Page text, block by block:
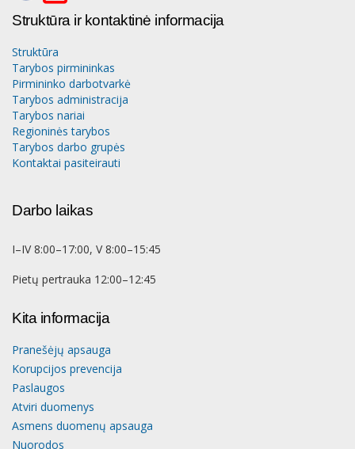
Struktūra ir kontaktinė informacija
Struktūra
Tarybos pirmininkas
Pirmininko darbotvarkė
Tarybos administracija
Tarybos nariai
Regioninės tarybos
Tarybos darbo grupės
Kontaktai pasiteirauti
Darbo laikas
I–IV 8:00–17:00, V 8:00–15:45
Pietų pertrauka 12:00–12:45
Kita informacija
Pranešėjų apsauga
Korupcijos prevencija
Paslaugos
Atviri duomenys
Asmens duomenų apsauga
Nuorodos